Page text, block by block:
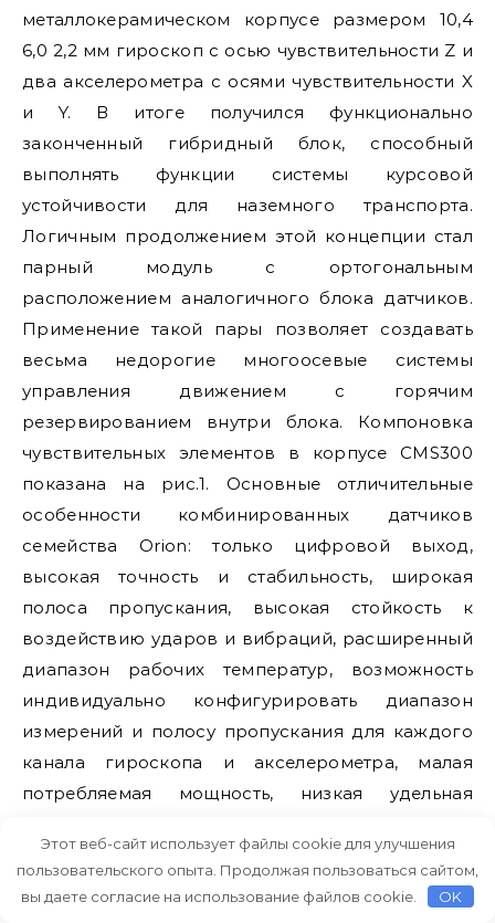
металлокерамическом корпусе размером 10,4
6,0 2,2 мм гироскоп с осью чувствительности Z и
два акселерометра с осями чувствительности X
и Y. В итоге получился функционально
законченный гибридный блок, способный
выполнять функции системы курсовой
устойчивости для наземного транспорта.
Логичным продолжением этой концепции стал
парный модуль с ортогональным
расположением аналогичного блока датчиков.
Применение такой пары позволяет создавать
весьма недорогие многоосевые системы
управления движением с горячим
резервированием внутри блока. Компоновка
чувствительных элементов в корпусе CMS300
показана на рис.1. Основные отличительные
особенности комбинированных датчиков
семейства Orion: только цифровой выход,
высокая точность и стабильность, широкая
полоса пропускания, высокая стойкость к
воздействию ударов и вибраций, расширенный
диапазон рабочих температур, возможность
индивидуально конфигурировать диапазон
измерений и полосу пропускания для каждого
канала гироскопа и акселерометра, малая
потребляемая мощность, низкая удельная
уже привычный размер мм, не требуют
аппаратного конфигурирования и позволяют
Этот веб-сайт использует файлы cookie для улучшения
пользовательского опыта. Продолжая пользоваться сайтом,
вы даете согласие на использование файлов cookie.
OK